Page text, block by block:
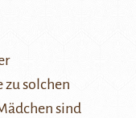
zu solchen
sind